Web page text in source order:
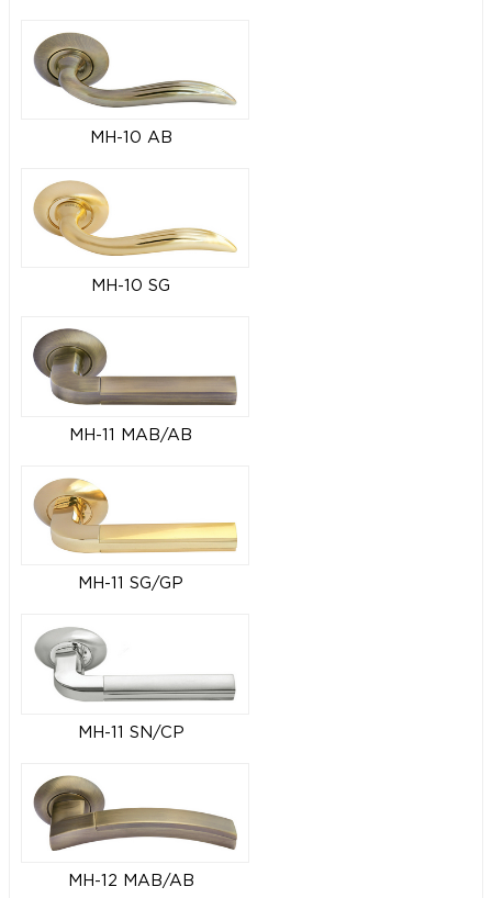
MH-10 AB
MH-10 SG
MH-11 MAB/AB
MH-11 SG/GP
MH-11 SN/CP
MH-12 MAB/AB